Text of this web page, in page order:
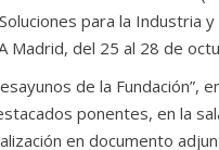
para la Industria
Madrid, del 25 al 28 de
de la Fundación”,
ponentes, en la
en documento